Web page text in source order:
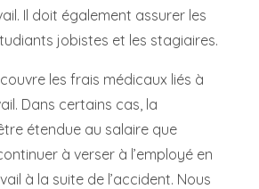
Il doit également assurer les
jobistes et les stagiaires.
les frais médicaux liés à
Dans certains cas, la
étendue au salaire que
à verser à l’employé en
à la suite de l’accident. Nous